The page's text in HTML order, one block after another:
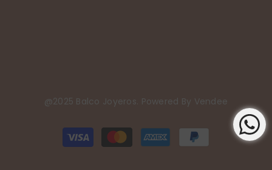
@2025 Balco Joyeros. Powered By Vendee
Payment
methods